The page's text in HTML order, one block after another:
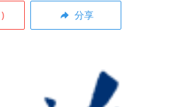
) 分享